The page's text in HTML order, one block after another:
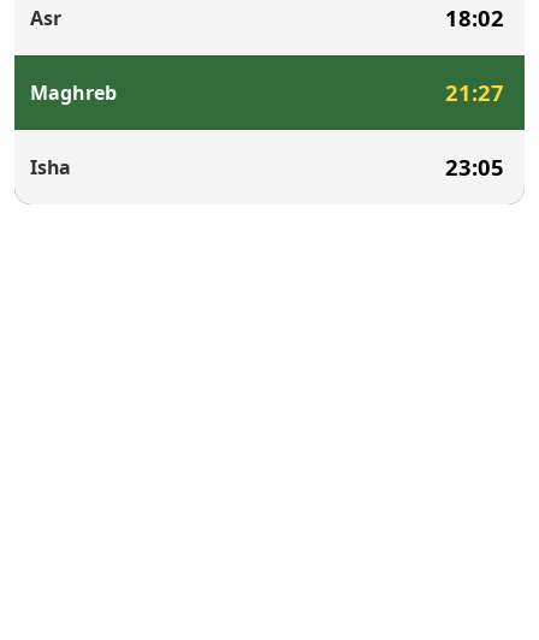
Asr 18:02
Maghreb 21:27
Isha 23:05